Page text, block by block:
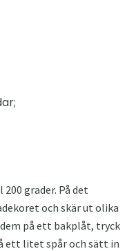
grader. På det
och skär ut olika
på ett bakplåt, tryck
ett litet spår och sätt in